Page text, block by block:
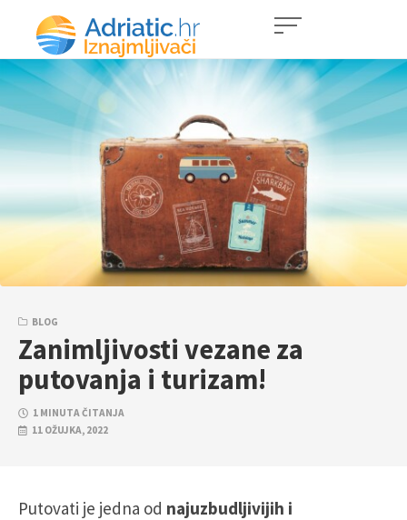
BLOG
Zanimljivosti vezane za
putovanja i turizam!
1 MINUTA ČITANJA
11 OŽUJKA, 2022
Putovati je jedna od najuzbudljivijih i